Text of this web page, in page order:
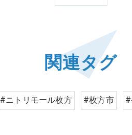
関連タグ
#ニトリモール枚方 #枚方市